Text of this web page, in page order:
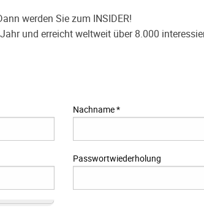
werden Sie zum INSIDER!
und erreicht weltweit über 8.000
Nachname*
Passwortwiederholung